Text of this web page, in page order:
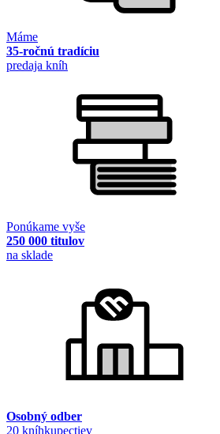
Máme
35-ročnú tradíciu
predaja kníh
Ponúkame vyše
250 000 titulov
na sklade
Osobný odber
20 kníhkupectiev